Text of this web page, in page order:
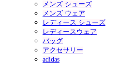
メンズ シューズ
メンズ ウェア
レディース シューズ
レディースウェア
バッグ
アクセサリー
adidas